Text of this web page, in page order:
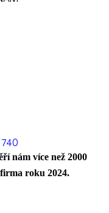
nám více než 2000
roku 2024.